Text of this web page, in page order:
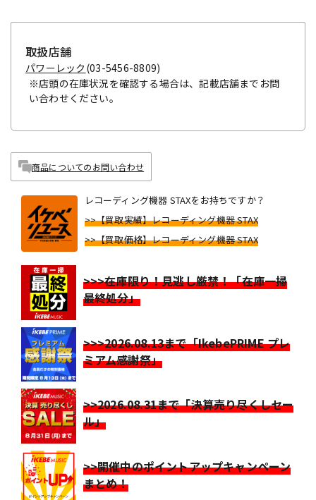
取扱店舗
パワーレック (03-5456-8809)
※店頭の在庫状況を確認する場合は、記載店舗までお問
い合わせください。
商品についてのお問い合わせ
レコーディング機器 STAXをお持ちですか？
>>【買取実績】レコーディング機器 STAX
>>【買取価格】レコーディング機器 STAX
>>>在庫限り！見逃し厳禁！「在庫一掃
最終処分」
>>>2026.08.13まで「IkebePRIME プレ
ミアム感謝祭」
>>2026.08.31まで「決算売り尽くしセー
ル」
>>開催中のポイントアップキャンペーン
まとめ！